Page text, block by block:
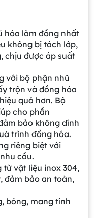
hóa làm đồng nhất
không bị tách lớp,
chịu được áp suất
với bộ phận nhũ
trộn và đồng hóa
quả hơn. Bộ
cho phần
bảo không dính
trình đồng hóa.
riêng biệt với
cầu.
vật liệu inox 304,
đảm bảo an toàn,
bóng, mang tính